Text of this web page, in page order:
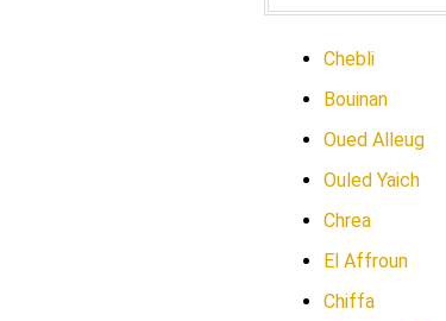
Chebli
Bouinan
Oued Alleug
Ouled Yaich
Chrea
El Affroun
Chiffa